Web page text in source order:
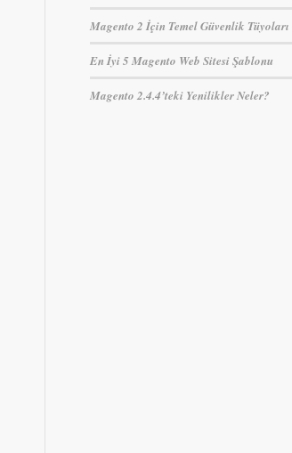
Magento 2 İçin Temel Güvenlik Tüyoları
En İyi 5 Magento Web Sitesi Şablonu
Magento 2.4.4’teki Yenilikler Neler?